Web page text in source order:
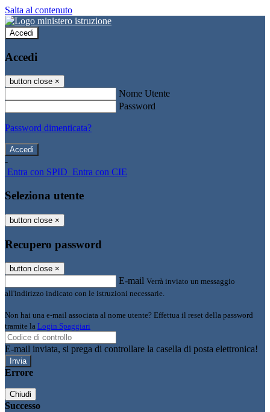
Salta al contenuto
Accedi
Accedi
button close ×
Nome Utente
Password
Password dimenticata?
-
Entra con SPID Entra con CIE
Seleziona utente
button close ×
Recupero password
button close ×
E-mail Verrà inviato un messaggio
all'indirizzo indicato con le istruzioni necessarie.
Non hai una e-mail associata al nome utente? Effettua il reset della password
tramite la Login Spaggiari
E-mail inviata, si prega di controllare la casella di posta elettronica!
Errore
Chiudi
Successo